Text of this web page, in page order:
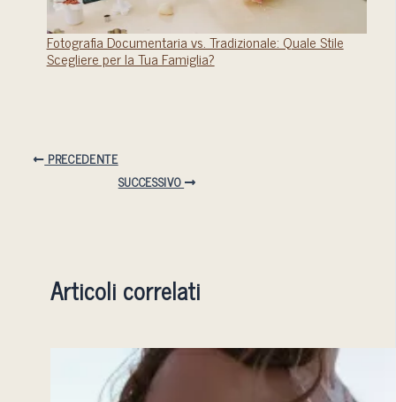
Fotografia Documentaria vs. Tradizionale: Quale Stile
Scegliere per la Tua Famiglia?
PRECEDENTE
SUCCESSIVO
Articoli correlati